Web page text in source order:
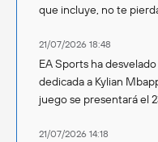
que incluye, no te
21/07/2026 18:48
EA Sports ha
dedicada a Kylian
juego se presentará el
21/07/2026 14:18